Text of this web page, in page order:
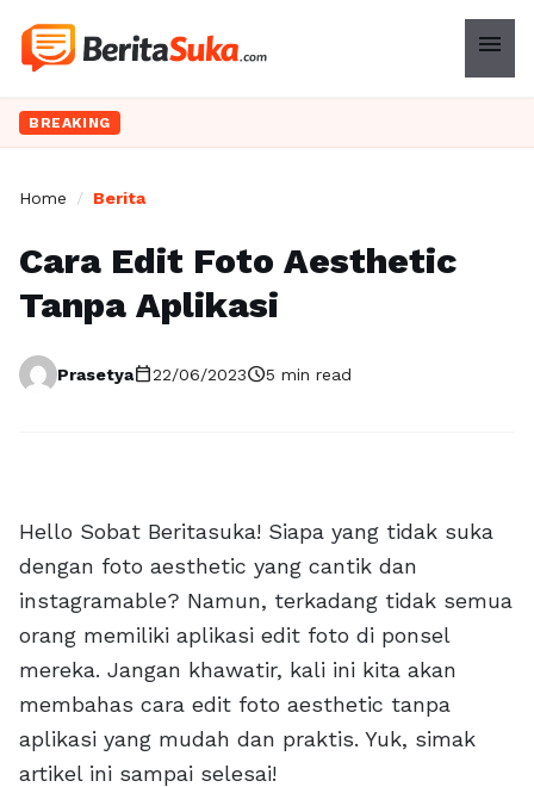
menu
BREAKING
Home / Berita
Cara Edit Foto Aesthetic
Tanpa Aplikasi
Prasetyacalendar_today22/06/2023schedule5 min read
Hello Sobat Beritasuka! Siapa yang tidak suka
dengan foto aesthetic yang cantik dan
instagramable? Namun, terkadang tidak semua
orang memiliki aplikasi edit foto di ponsel
mereka. Jangan khawatir, kali ini kita akan
membahas cara edit foto aesthetic tanpa
aplikasi yang mudah dan praktis. Yuk, simak
artikel ini sampai selesai!